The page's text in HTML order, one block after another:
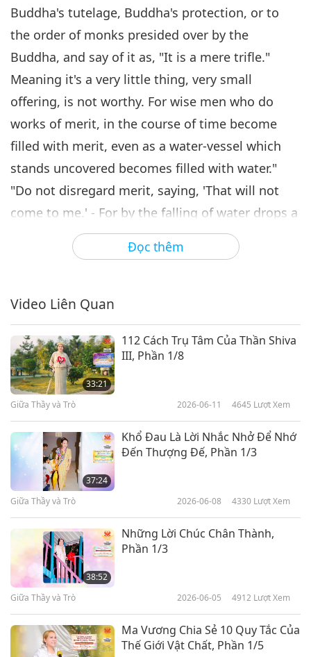
Đọc thêm
Buddha's tutelage, Buddha's protection, or to
the order of monks presided over by the
Buddha, and say of it as, "It is a mere trifle."
Meaning it's a very little thing, very small
offering, is not worthy. For wise men who do
works of merit, in the course of time become
filled with merit, even as a water-vessel which
stands uncovered becomes filled with water."
"Do not disregard merit, saying, 'That will not
come to me.' - For by the falling of water drops a
water jar is filled: The sage with merit fills
himself, gathering it little by little."
Video Liên Quan
33:21
112 Cách Trụ Tâm Của Thần Shiva
III, Phần 1/8
Giữa Thầy và Trò 2026-06-11 4645 Lượt Xem
37:24
Khổ Đau Là Lời Nhắc Nhở Để Nhớ
Đến Thượng Đế, Phần 1/3
Giữa Thầy và Trò 2026-06-08 4330 Lượt Xem
38:52
Những Lời Chúc Chân Thành,
Phần 1/3
Giữa Thầy và Trò 2026-06-05 4912 Lượt Xem
Ma Vương Chia Sẻ 10 Quy Tắc Của
Thế Giới Vật Chất, Phần 1/5